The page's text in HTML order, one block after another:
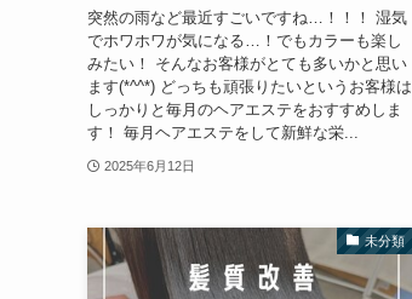
突然の雨など最近すごいですね…！！！ 湿気
でホワホワが気になる…！でもカラーも楽し
みたい！ そんなお客様がとても多いかと思い
ます(*^^*) どっちも頑張りたいというお客様は
しっかりと毎月のヘアエステをおすすめしま
す！ 毎月ヘアエステをして新鮮な栄...
2025年6月12日
未分類